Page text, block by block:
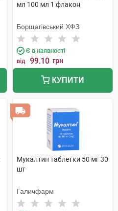
мл 100 мл 1 флакон
Борщагівський ХФЗ
Є в наявності
від 99.10 грн
КУПИТИ
Мукалтин таблетки 50 мг 30
шт
Галичфарм